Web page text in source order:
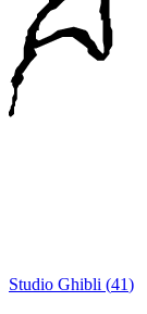
Studio Ghibli (41)